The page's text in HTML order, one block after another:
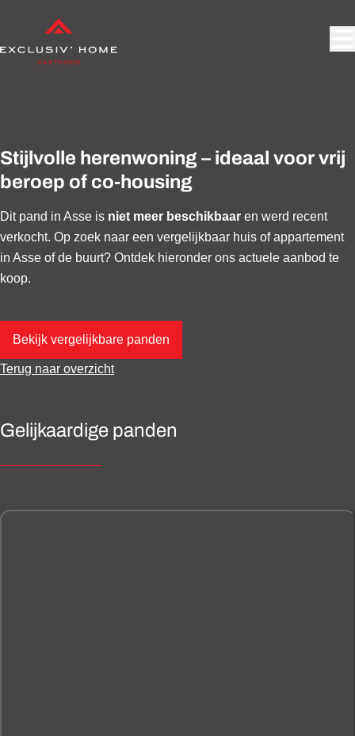
VERKOCHT
Stijlvolle herenwoning – ideaal voor vrij
beroep of co-housing
Dit pand in Asse is niet meer beschikbaar en werd recent
verkocht. Op zoek naar een vergelijkbaar huis of appartement
in Asse of de buurt? Ontdek hieronder ons actuele aanbod te
koop.
Bekijk vergelijkbare panden
Terug naar overzicht
Gelijkaardige panden